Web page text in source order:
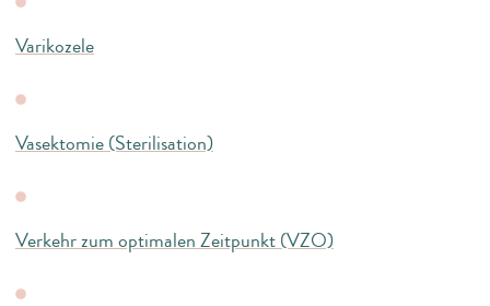
Varikozele
Vasektomie (Sterilisation)
Verkehr zum optimalen Zeitpunkt (VZO)